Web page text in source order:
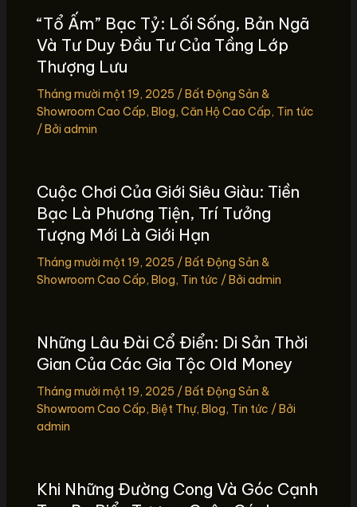
“Tổ Ấm” Bạc Tỷ: Lối Sống, Bản Ngã
Và Tư Duy Đầu Tư Của Tầng Lớp
Thượng Lưu
Tháng mười một 19, 2025 /Bất Động Sản &
Showroom Cao Cấp, Blog, Căn Hộ Cao Cấp, Tin tức
/ Bởi admin
Cuộc Chơi Của Giới Siêu Giàu: Tiền
Bạc Là Phương Tiện, Trí Tưởng
Tượng Mới Là Giới Hạn
Tháng mười một 19, 2025 /Bất Động Sản &
Showroom Cao Cấp, Blog, Tin tức / Bởi admin
Những Lâu Đài Cổ Điển: Di Sản Thời
Gian Của Các Gia Tộc Old Money
Tháng mười một 19, 2025 /Bất Động Sản &
Showroom Cao Cấp, Biệt Thự, Blog, Tin tức / Bởi
admin
Khi Những Đường Cong Và Góc Cạnh